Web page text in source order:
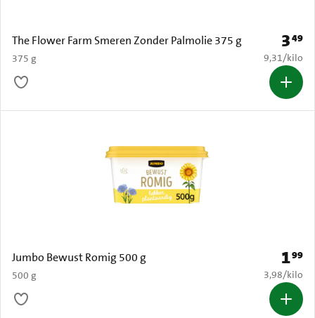
The Flower Farm Smeren Zonder Palmolie 375 g
375 g
Prijs:
349
€ 9,31 per
9,31/kilo
Jumbo Bewust Romig 500 g
500 g
Prijs:
199
€ 3,98 per
3,98/kilo